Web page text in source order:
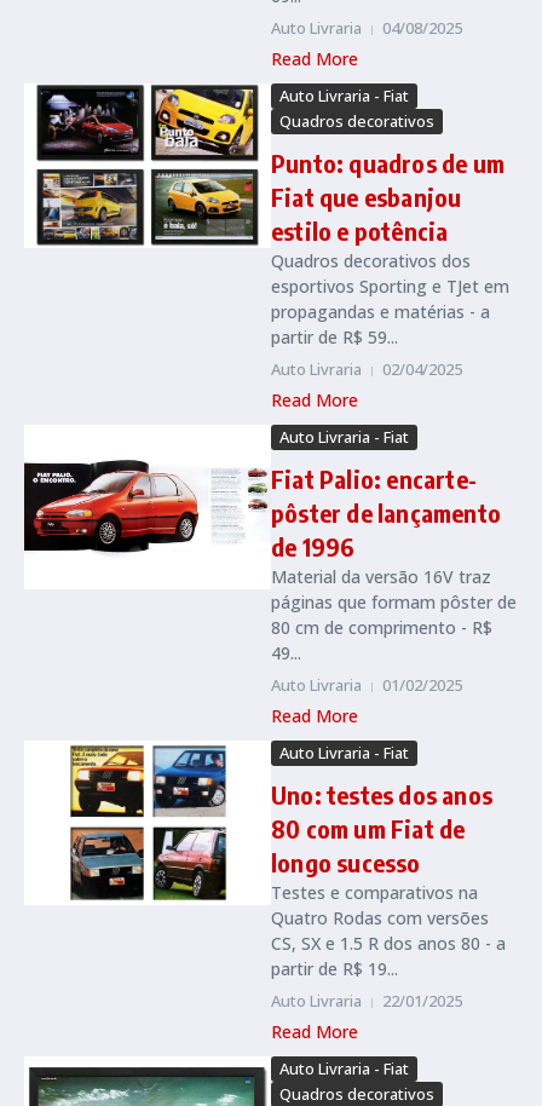
Auto Livraria 04/08/2025
Read More
Auto Livraria - Fiat
Quadros decorativos
Punto: quadros de um
Fiat que esbanjou
estilo e potência
Quadros decorativos dos
esportivos Sporting e TJet em
propagandas e matérias - a
partir de R$ 59...
Auto Livraria 02/04/2025
Read More
Auto Livraria - Fiat
Fiat Palio: encarte-
pôster de lançamento
de 1996
Material da versão 16V traz
páginas que formam pôster de
80 cm de comprimento - R$
49...
Auto Livraria 01/02/2025
Read More
Auto Livraria - Fiat
Uno: testes dos anos
80 com um Fiat de
longo sucesso
Testes e comparativos na
Quatro Rodas com versões
CS, SX e 1.5 R dos anos 80 - a
partir de R$ 19...
Auto Livraria 22/01/2025
Read More
Auto Livraria - Fiat
Quadros decorativos